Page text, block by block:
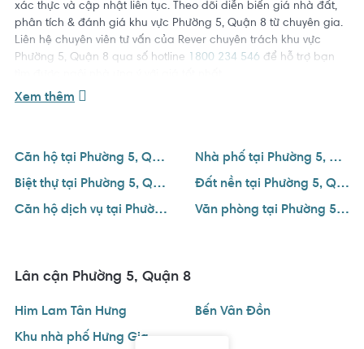
xác thực và cập nhật liên tục. Theo dõi diễn biến giá nhà đất,
phân tích & đánh giá khu vực Phường 5, Quận 8 từ chuyên gia.
Liên hệ chuyên viên tư vấn của Rever chuyên trách khu vực
Phường 5, Quận 8 qua số hotline 1800 234 546 để hỗ trợ bạn
Xem thêm
Căn hộ tại Phường 5, Quận 8
Nhà phố tại Phường 5, Quận 8
Biệt thự tại Phường 5, Quận 8
Đất nền tại Phường 5, Quận 8
Căn hộ dịch vụ tại Phường 5, Quận 8
Văn phòng tại Phường 5, Quận 8
Lân cận Phường 5, Quận 8
Him Lam Tân Hưng
Bến Vân Đồn